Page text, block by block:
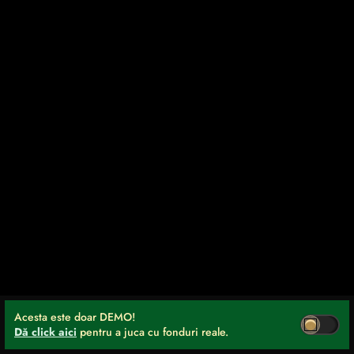
Acesta este doar DEMO!
Dă click aici pentru a juca cu fonduri reale.